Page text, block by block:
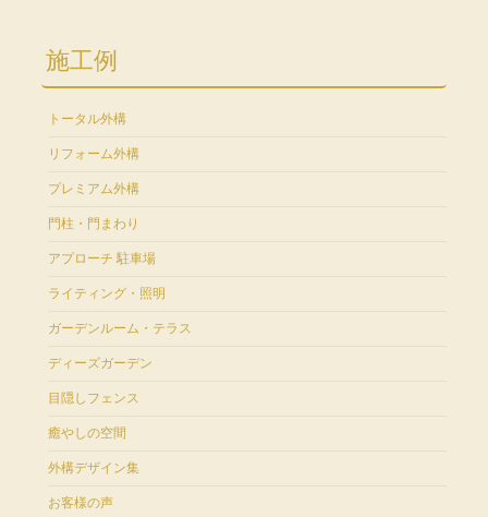
施工例
トータル外構
リフォーム外構
プレミアム外構
門柱・門まわり
アプローチ 駐車場
ライティング・照明
ガーデンルーム・テラス
ディーズガーデン
目隠しフェンス
癒やしの空間
外構デザイン集
お客様の声